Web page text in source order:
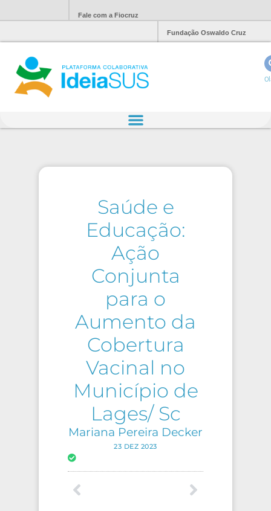
Fale com a Fiocruz
Fundação Oswaldo Cruz
Saúde e
Educação:
Ação
Conjunta
para o
Aumento da
Cobertura
Vacinal no
Município de
Lages/ Sc
Mariana Pereira Decker
23 DEZ 2023